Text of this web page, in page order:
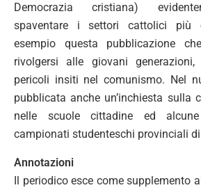
Democrazia cristiana)
spaventare i settori cattolici più
esempio questa pubblicazione
rivolgersi alle giovani
pericoli insiti nel comunismo. Nel
pubblicata anche un’inchiesta sulla
nelle scuole cittadine ed
campionati studenteschi provinciali
Annotazioni
Il periodico esce come supplemento